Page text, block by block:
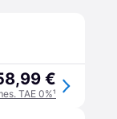
€
TAE 0%¹